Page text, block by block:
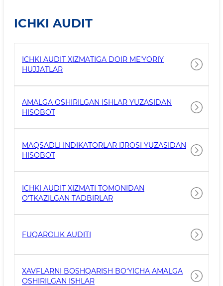
ICHKI AUDIT
ICHKI AUDIT XIZMATIGA DOIR ME’YORIY
HUJJATLAR
AMALGA OSHIRILGAN ISHLAR YUZASIDAN
HISOBOT
MAQSADLI INDIKATORLAR IJROSI YUZASIDAN
HISOBOT
ICHKI AUDIT XIZMATI TOMONIDAN
O‘TKAZILGAN TADBIRLAR
FUQAROLIK AUDITI
XAVFLARNI BOSHQARISH BO‘YICHA AMALGA
OSHIRILGAN ISHLAR